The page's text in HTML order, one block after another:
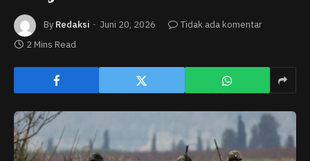
By Redaksi Juni 20, 2026
Tidak ada komentar
2 Mins Read